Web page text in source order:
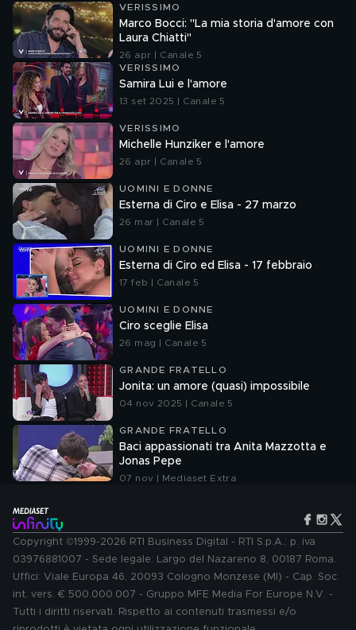
VERISSIMO
Marco Bocci: "La mia storia d'amore con
Laura Chiatti"
26 apr | Canale 5
VERISSIMO
Samira Lui e l'amore
13 set 2025 | Canale 5
VERISSIMO
Michelle Hunziker e l'amore
26 apr | Canale 5
UOMINI E DONNE
Esterna di Ciro e Elisa - 27 marzo
26 mar | Canale 5
UOMINI E DONNE
Esterna di Ciro ed Elisa - 17 febbraio
17 feb | Canale 5
UOMINI E DONNE
Ciro sceglie Elisa
26 mag | Canale 5
GRANDE FRATELLO
Jonita: un amore (quasi) impossibile
04 nov 2025 | Canale 5
GRANDE FRATELLO
Baci appassionati tra Anita Mazzotta e
Jonas Pepe
07 nov | Mediaset Extra
Copyright ©1999-2026 RTI Business Digital - RTI S.p.A.: p. iva
03976881007 - Sede legale: Largo del Nazareno 8, 00187 Roma.
Uffici: Viale Europa 46, 20093 Cologno Monzese (MI) - Cap. Soc.
int. vers. € 500.000.007 - Gruppo MFE Media For Europe N.V. -
Tutti i diritti riservati. Rispetto ai contenuti trasmessi e/o